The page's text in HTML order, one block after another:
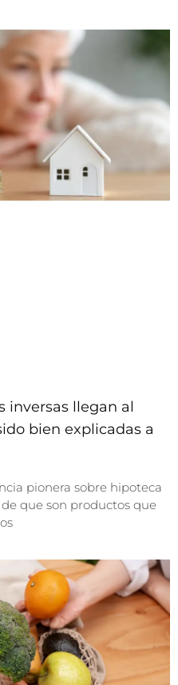
inversas llegan al
bien explicadas a
pionera sobre hipoteca
que son productos que